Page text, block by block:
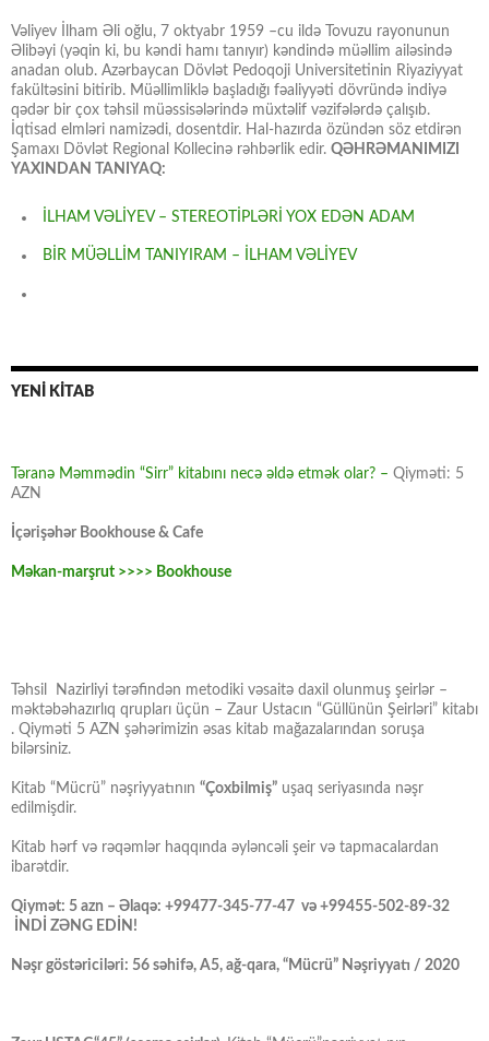
Vəliyev İlham Əli oğlu, 7 oktyabr 1959 –cu ildə Tovuzu rayonunun
Əlibəyi (yəqin ki, bu kəndi hamı tanıyır) kəndində müəllim ailəsində
anadan olub. Azərbaycan Dövlət Pedoqoji Universitetinin Riyaziyyat
fakültəsini bitirib. Müəllimliklə başladığı fəaliyyəti dövründə indiyə
qədər bir çox təhsil müəssisələrində müxtəlif vəzifələrdə çalışıb.
İqtisad elmləri namizədi, dosentdir. Hal-hazırda özündən söz etdirən
Şamaxı Dövlət Regional Kollecinə rəhbərlik edir. QƏHRƏMANIMIZI
YAXINDAN TANIYAQ:
İLHAM VƏLİYEV – STEREOTİPLƏRİ YOX EDƏN ADAM
BİR MÜƏLLİM TANIYIRAM – İLHAM VƏLİYEV
YENİ KİTAB
Təranə Məmmədin “Sirr” kitabını necə əldə etmək olar? – Qiyməti: 5
AZN
İçərişəhər Bookhouse & Cafe
Məkan-marşrut >>>> Bookhouse
Təhsil Nazirliyi tərəfindən metodiki vəsaitə daxil olunmuş şeirlər –
məktəbəhazırlıq qrupları üçün – Zaur Ustacın “Güllünün Şeirləri” kitabı
. Qiyməti 5 AZN şəhərimizin əsas kitab mağazalarından soruşa
bilərsiniz.
Kitab “Mücrü” nəşriyyatının “Çoxbilmiş” uşaq seriyasında nəşr
edilmişdir.
Kitab hərf və rəqəmlər haqqında əyləncəli şeir və tapmacalardan
ibarətdir.
Qiymət: 5 azn – Əlaqə: +99477-345-77-47 və +99455-502-89-32
İNDİ ZƏNG EDİN!
Nəşr göstəriciləri: 56 səhifə, A5, ağ-qara, “Mücrü” Nəşriyyatı / 2020